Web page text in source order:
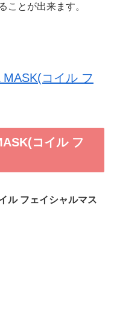
ことが出来ます。
コイル フ
コイル フ
ル フェイシャルマス